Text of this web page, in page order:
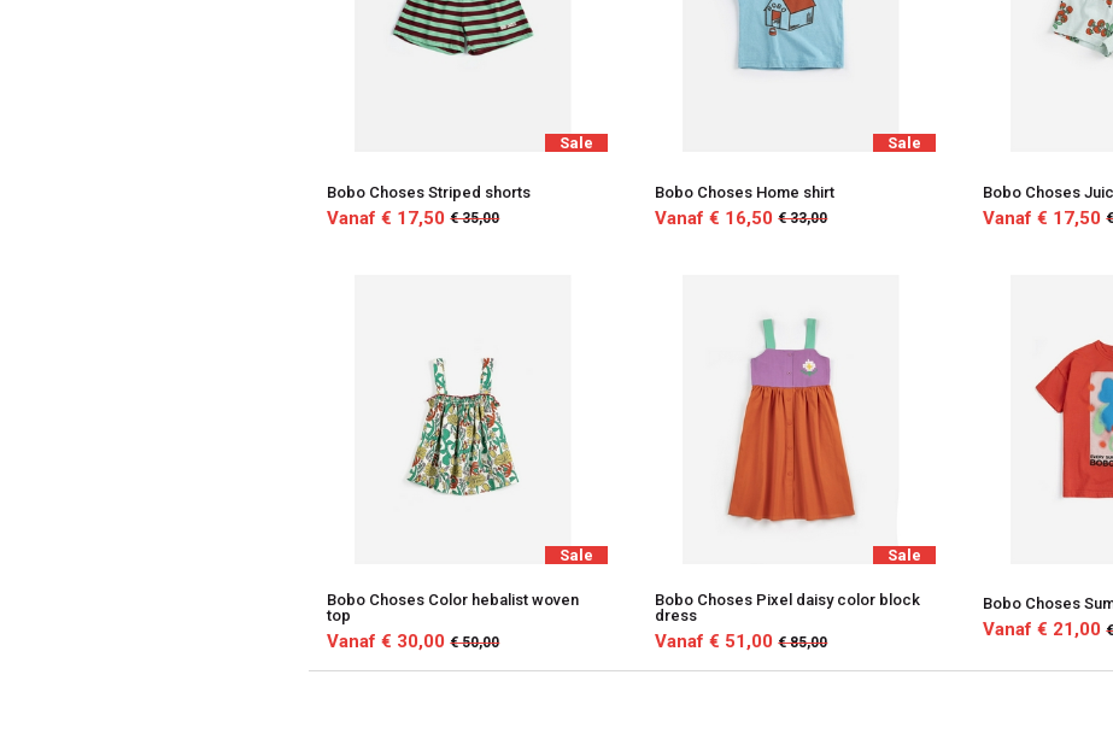
Sale
Bobo Choses Striped shorts
Vanaf € 17,50 € 35,00
Sale
Bobo Choses Home shirt
Vanaf € 16,50 € 33,00
Bobo Choses
Vanaf € 17,50
Sale
Bobo Choses Color hebalist woven
top
Vanaf € 30,00 € 50,00
Sale
Bobo Choses Pixel daisy color block
dress
Vanaf € 51,00 € 85,00
Bobo Choses
Vanaf € 21,00